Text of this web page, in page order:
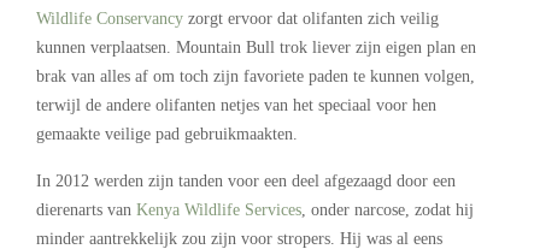
Wildlife Conservancy zorgt ervoor dat olifanten zich veilig
kunnen verplaatsen. Mountain Bull trok liever zijn eigen plan en
brak van alles af om toch zijn favoriete paden te kunnen volgen,
terwijl de andere olifanten netjes van het speciaal voor hen
gemaakte veilige pad gebruikmaakten.
In 2012 werden zijn tanden voor een deel afgezaagd door een
dierenarts van Kenya Wildlife Services , onder narcose, zodat hij
minder aantrekkelijk zou zijn voor stropers. Hij was al eens